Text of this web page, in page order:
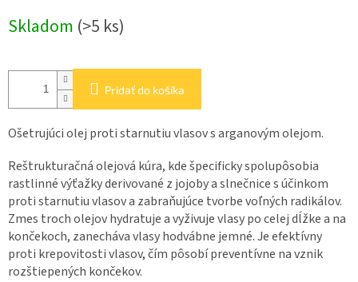
cena:
Skladom (>5 ks)
Pridať do košíka
Ošetrujúci olej proti starnutiu vlasov s arganovým olejom.
Reštrukturačná olejová kúra, kde špecificky spolupôsobia
rastlinné výťažky derivované z jojoby a slnečnice s účinkom
proti starnutiu vlasov a zabraňujúce tvorbe voľných radikálov.
Zmes troch olejov hydratuje a vyživuje vlasy po celej dĺžke a na
končekoch, zanecháva vlasy hodvábne jemné. Je efektívny
proti krepovitosti vlasov, čím pôsobí preventívne na vznik
rozštiepených končekov.